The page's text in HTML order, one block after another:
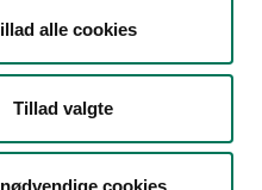
alle cookies
Tillad valgte
cookies